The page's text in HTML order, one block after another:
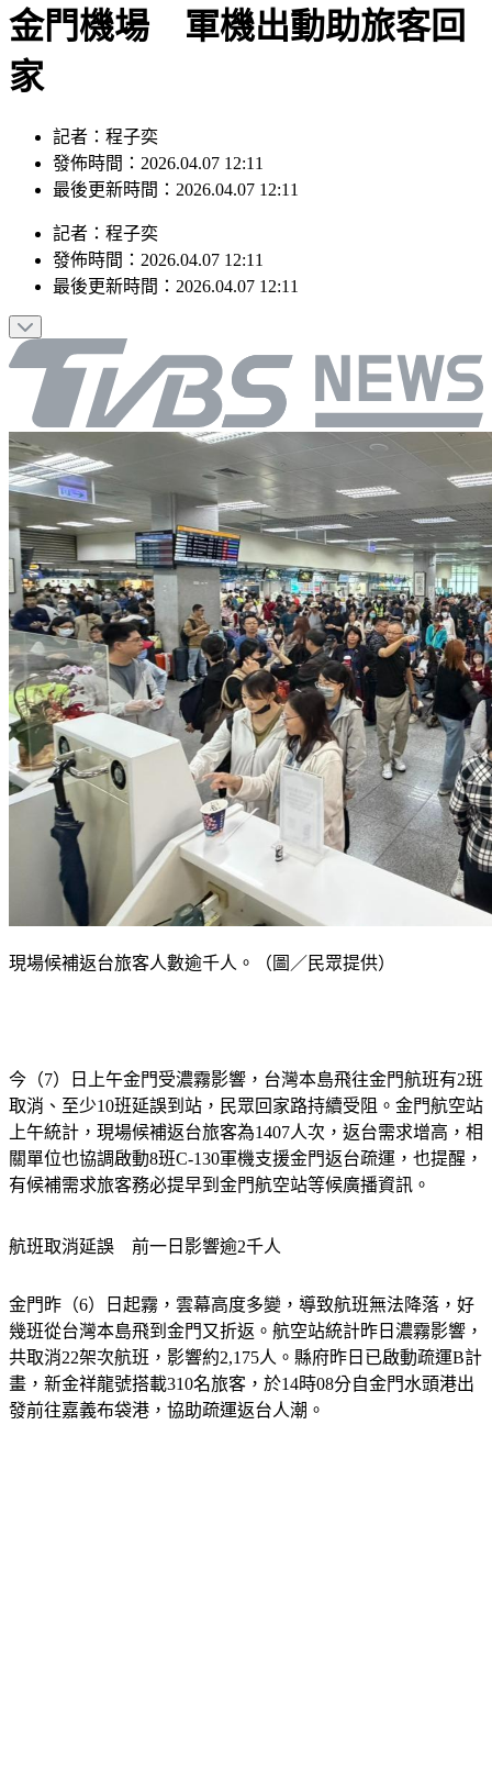
金門機場 軍機出動助旅客回
家
記者：程子奕
發佈時間：2026.04.07 12:11
最後更新時間：2026.04.07 12:11
記者 ： 程子奕
發佈時間： 2026.04.07 12:11
最後更新時間： 2026.04.07 12:11
現場候補返台旅客人數逾千人。（圖／民眾提供）
今（7）日上午金門受濃霧影響，台灣本島飛往金門航班有2班
取消、至少10班延誤到站，民眾回家路持續受阻。金門航空站
上午統計，現場候補返台旅客為1407人次，返台需求增高，相
關單位也協調啟動8班C-130軍機支援金門返台疏運，也提醒，
有候補需求旅客務必提早到金門航空站等候廣播資訊。
航班取消延誤　前一日影響逾2千人
金門昨（6）日起霧，雲幕高度多變，導致航班無法降落，好
幾班從台灣本島飛到金門又折返。航空站統計昨日濃霧影響，
共取消22架次航班，影響約2,175人。縣府昨日已啟動疏運B計
畫，新金祥龍號搭載310名旅客，於14時08分自金門水頭港出
發前往嘉義布袋港，協助疏運返台人潮。